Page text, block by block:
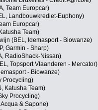
Team Europcar)
Landbouwkrediet-Euphony)
Europcar)
Team)
(BEL, Idemasport - Biowanze)
Garmin - Sharp)
RadioShack-Nissan)
Topsport Vlaanderen - Mercator)
- Biowanze)
Procycling)
Katusha Team)
Procycling)
& Sapone)